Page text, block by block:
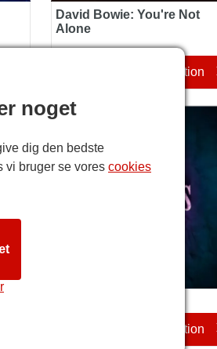
David Bowie: You're Not
Alone
Billetter og information
Death Becomes Her
Billetter og information
noget
dig den bedste
vi bruger se vores cookies